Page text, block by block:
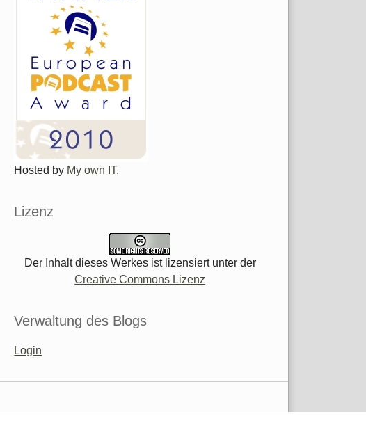
Hosted by My own IT.
Lizenz
Der Inhalt dieses Werkes ist lizensiert unter der
Creative Commons Lizenz
Verwaltung des Blogs
Login